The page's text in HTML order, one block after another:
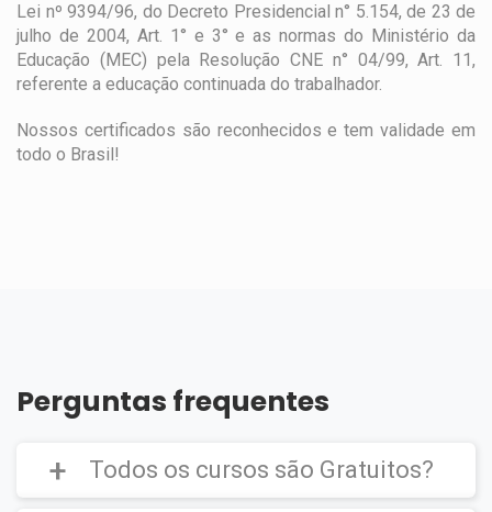
Lei nº 9394/96, do Decreto Presidencial n° 5.154, de 23 de
julho de 2004, Art. 1° e 3° e as normas do Ministério da
Educação (MEC) pela Resolução CNE n° 04/99, Art. 11,
referente a educação continuada do trabalhador.
Nossos certificados são reconhecidos e tem validade em
todo o Brasil!
Perguntas frequentes
Todos os cursos são Gratuitos?